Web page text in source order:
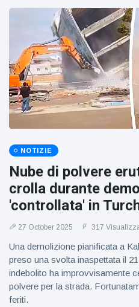
creativa
Anne
Hathaway
definisce
Tom
Holland 'il
figlio dei
sogni’
14 July
30
Visualizzazioni
NOTIZIE
Nube di polvere
crolla durante
'controllata' in
27 October 2025 317
Una demolizione pianificata a
preso una svolta inaspettata il
indebolito ha improvvisamente
polvere per la strada.
feriti.